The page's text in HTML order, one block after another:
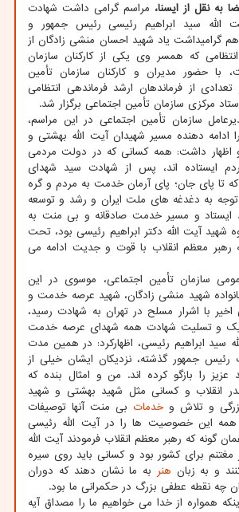
به نقل از ایسنا، مراسم گرامی داشت شهادت
الله سید ابراهیم رئیسی رئیس جمهور و
گرامیداشت یاد شهید احسان منشی زادگان از
که همسر وی یکی از کارکنان سازمان
با حضور مدیران و کارکنان سازمان تأمین
از فرماندهان ارشد فرماندهی انتظامی
مرکزی سازمان تأمین اجتماعی برگزار شد.
سازمان تأمین اجتماعی در این مراسم،
ادامه دهنده مسیر شهیدان آیت الله بهشتی و
اظهار داشت: همه کسانی که در دولت مردمی
ایستاده اند، پس از شهادت سید شهدای
تا پای جان؛ پای آرمان خدمت به مردم و گره
توجه به دغدغه های ملت ایران و رشد و توسعه
ایستاد و مسیر خدمت صادقانه و بی منت به
آیت الله دکتر ابراهیم رئیسی بود، تحت
رهبر معظم انقلاب با قوت و جدیت ادامه می
سازمان تأمین اجتماعی، موسوی در این
شهید منشی زادگان، شهید عرصه خدمت و
با اشرار مسلح در تهران به شهادت رسید،
و تسلیت شهادت همه شهدای عرصه خدمت
سید ابراهیم رئیسی، اظهارکرد: در همین مدت
رئیس جمهور گذشته، نزدیکان ایشان خیلی از
را بازگو کرده اند. من و امثال بنده که
انقلاب و کسانی مثل شهید بهشتی و شهید
و تلاش و خدمات بی منت آنها توصیفات
همه این خصوصیت ها را در آیت الله رئیسی
گونه که رهبر معظم انقلاب فرمودند آیت الله
برای کشور بود و کسانی باید روی سیره
و به زبان هنر به ما نشان دهند که دوران
چه نقطه عطفی بزرگ در حکمرانی ما بود.
همواره از خدا می خواهیم ما را مصداق آیه